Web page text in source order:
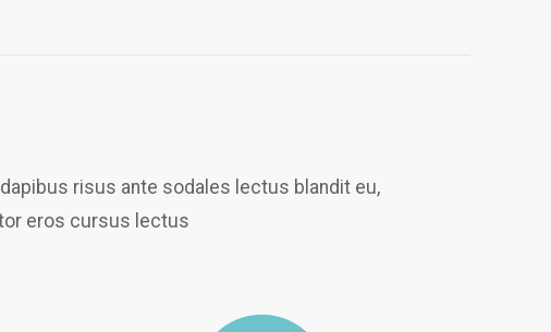
risus ante sodales lectus blandit eu,
eros cursus lectus